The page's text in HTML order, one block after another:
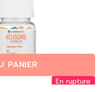
PANIER
En rupture